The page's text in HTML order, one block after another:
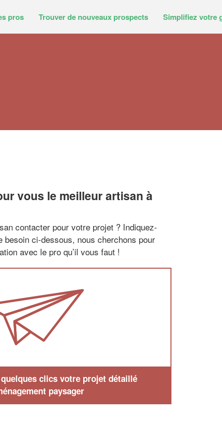
pros Trouver de nouveaux prospects Simplifiez votre
vous le meilleur artisan à
contacter pour votre projet ? Indiquez-
besoin ci-dessous, nous cherchons pour
avec le pro qu’il vous faut !
clics votre projet détaillé
paysager